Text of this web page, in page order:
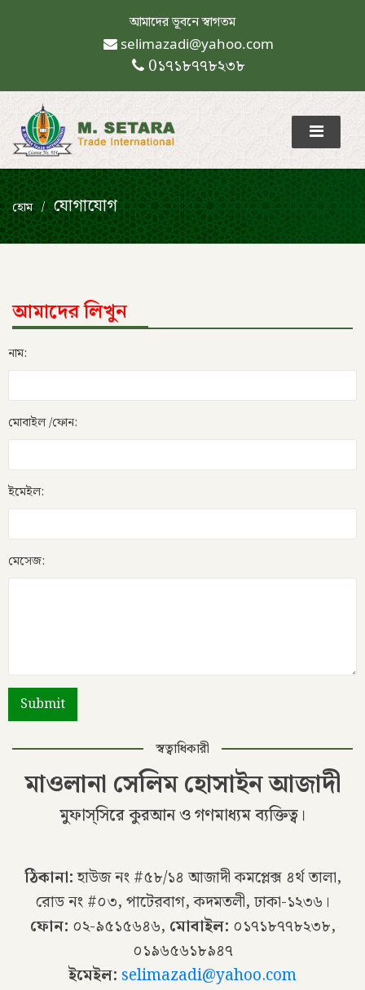
আমাদের ভূবনে স্বাগতম
selimazadi@yahoo.com
0১৭১৮৭৭৮২৩৮
হোম যোগাযোগ
আমাদের লিখুন
নাম:
মোবাইল /ফোন:
ইমেইল:
মেসেজ:
স্বত্বাধিকারী
মাওলানা সেলিম হোসাইন আজাদী
মুফাস্সিরে কুরআন ও গণমাধ্যম ব্যক্তিত্ব।
ঠিকানা:হাউজ নং #৫৮/১৪ আজাদী কমপ্লেক্স ৪র্থ তালা,
রোড নং #০৩, পাটেরবাগ, কদমতলী, ঢাকা-১২৩৬।
ফোন: ০২-৯৫১৫৬৪৬, মোবাইল: ০১৭১৮৭৭৮২৩৮,
০১৯৬৫৬১৮৯৪৭
ইমেইল: selimazadi@yahoo.com